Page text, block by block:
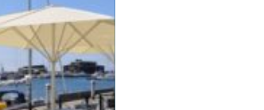
stilen i dag och
sig historien.